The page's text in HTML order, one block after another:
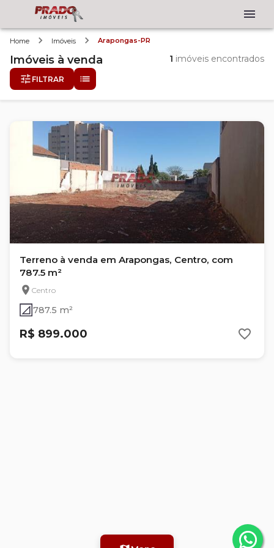
Home Imóveis Arapongas-PR
Imóveis à venda 1 imóveis encontrados
FILTRAR
Terreno à venda em Arapongas, Centro, com
787.5 m²
Centro
787.5 m²
R$ 899.000